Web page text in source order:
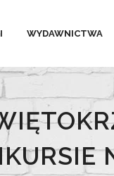
WYDAWNICTWA